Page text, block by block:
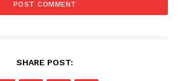
SHARE POST: